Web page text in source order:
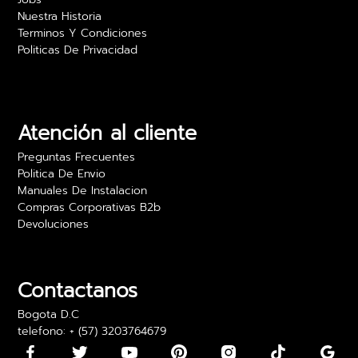
Camilo Rojas
recomiendo para oficinas.
24 abril 2024
Daniela Martínez
doblados. Los pude usar, pero fue algo incómodo
15 mayo 2024
Nuestra Historia
Terminos Y Condiciones
Politicas De Privacidad
Atención al cliente
Preguntas Frecuentes
Politica De Envio
Manuales De Instalacion
Compras Corporativas B2b
Devoluciones
Contactanos
Bogota D.C
telefono: + (57) 3203764679